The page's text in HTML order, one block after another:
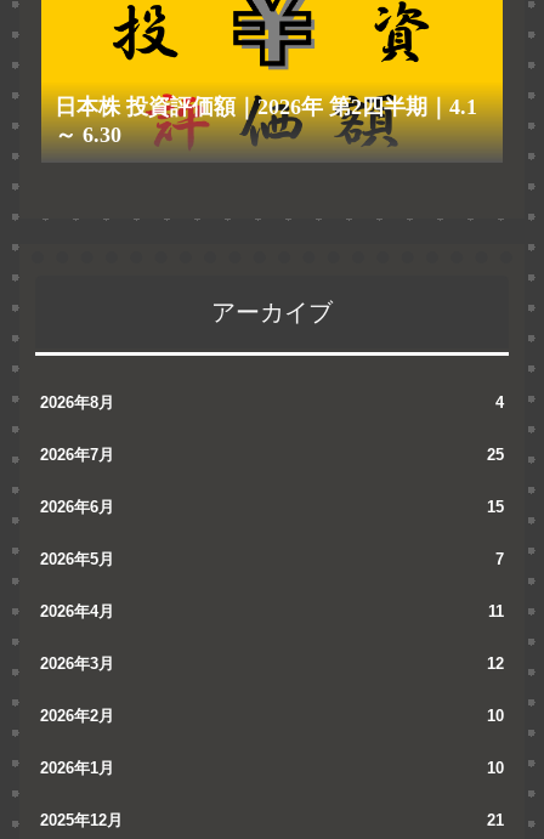
日本株 投資評価額｜2026年 第2四半期｜4.1
～ 6.30
アーカイブ
2026年8月 4
2026年7月 25
2026年6月 15
2026年5月 7
2026年4月 11
2026年3月 12
2026年2月 10
2026年1月 10
2025年12月 21